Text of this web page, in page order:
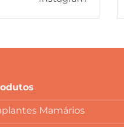
Mamários